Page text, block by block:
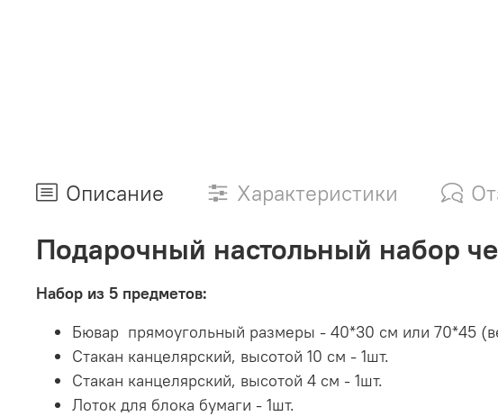
Описание Характеристики
Подарочный настольный набор
Набор из 5 предметов:
Бювар прямоугольный размеры - 40*30 см или 70*45
Стакан канцелярский, высотой 10 см - 1шт.
Стакан канцелярский, высотой 4 см - 1шт.
Лоток для блока бумаги - 1шт.